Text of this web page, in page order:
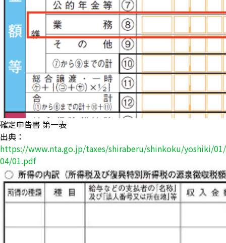
確定申告書 第一表
出典：
https://www.nta.go.jp/taxes/shiraberu/shinkoku/yoshiki/
04/01.pdf